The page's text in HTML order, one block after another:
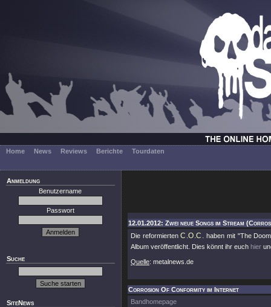
Home News Reviews Berichte Tourdaten
Anmeldung
Benutzername
Passwort
Suche
SiteNews
12.01.2012: Zwei neue Songs im Stream
Die reformiertenC.O.C. haben mit "The
Album veröffentlicht. Dies könnt ihr euch hier
Quelle: metalnews.de
Corrosion Of Conformity im Internet
Bandhomepage